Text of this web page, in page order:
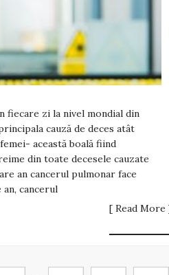
fiecare zi la nivel mondial din
cauză de deces atât
această boală fiind
din toate decesele cauzate
an cancerul pulmonar face
cancerul
[ Read More